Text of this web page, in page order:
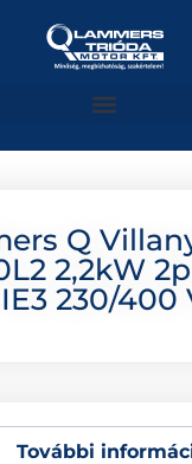
Q
2,2kW
IE3 230/400
További